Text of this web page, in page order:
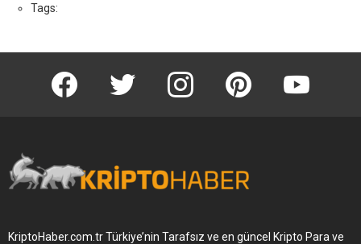
Tags:
KriptoHaber Facebook
KriptoHaber TwitterKriptoHaber Instagram
pinterest KriptoHaber
KriptoHaber.com.tr Türkiye’nin Tarafsız ve en güncel Kripto Para ve